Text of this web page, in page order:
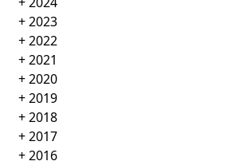
+2023
+2022
+2021
+2020
+2019
+2018
+2017
+2016